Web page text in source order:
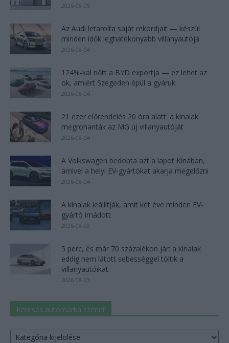
2026-08-05
Az Audi letarolta saját rekordjait — készül
minden idők leghatékonyabb villanyautója
2026-08-04
124%-kal nőtt a BYD exportja — ez lehet az
ok, amiért Szegeden épül a gyáruk
2026-08-04
21 ezer előrendelés 20 óra alatt: a kínaiak
megrohanták az MG új villanyautóját
2026-08-04
A Volkswagen bedobta azt a lapot Kínában,
amivel a helyi EV-gyártókat akarja megelőzni
2026-08-04
A kínaiak leállítják, amit két éve minden EV-
gyártó imádott
2026-08-03
5 perc, és már 70 százalékon jár: a kínaiak
eddig nem látott sebességgel töltik a
villanyautóikat
2026-08-03
Keresés autómárka szerint
Keresés
autómárka